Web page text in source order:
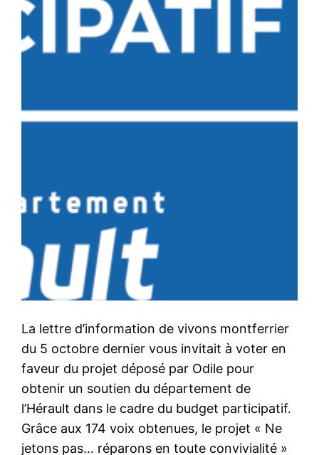
La lettre d’information de vivons montferrier
du 5 octobre dernier vous invitait à voter en
faveur du projet déposé par Odile pour
obtenir un soutien du département de
l’Hérault dans le cadre du budget participatif.
Grâce aux 174 voix obtenues, le projet « Ne
jetons pas… réparons en toute convivialité »